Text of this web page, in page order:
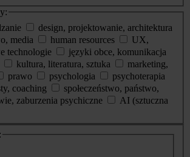
design, projektowanie, architektura
media
human resources
UX,
technologie
języki obce, komunikacja
kultura, literatura, sztuka
marketing,
prawo psychologia
psychoterapia
coaching
społeczeństwo, państwo,
zaburzenia psychiczne
AI (sztuczna